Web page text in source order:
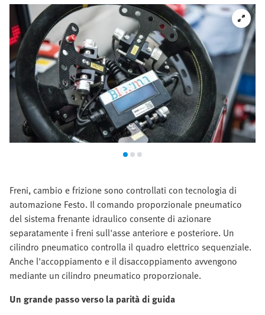
Freni, cambio e frizione sono controllati con tecnologia di
automazione Festo. Il comando proporzionale pneumatico
del sistema frenante idraulico consente di azionare
separatamente i freni sull'asse anteriore e posteriore. Un
cilindro pneumatico controlla il quadro elettrico sequenziale.
Anche l'accoppiamento e il disaccoppiamento avvengono
mediante un cilindro pneumatico proporzionale.
Un grande passo verso la parità di guida